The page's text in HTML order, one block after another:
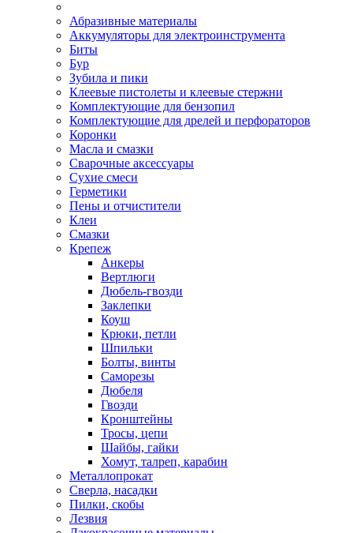
Абразивные материалы
Аккумуляторы для электроинструмента
Биты
Бур
Зубила и пики
Клеевые пистолеты и клеевые стержни
Комплектующие для бензопил
Комплектующие для дрелей и перфораторов
Коронки
Масла и смазки
Сварочные аксессуары
Сухие смеси
Герметики
Пены и отчистители
Клеи
Смазки
Крепеж
Анкеры
Вертлюги
Дюбель-гвозди
Заклепки
Коуш
Крюки, петли
Шпильки
Болты, винты
Саморезы
Дюбеля
Гвозди
Кронштейны
Тросы, цепи
Шайбы, гайки
Хомут, талреп, карабин
Металлопрокат
Сверла, насадки
Пилки, скобы
Лезвия